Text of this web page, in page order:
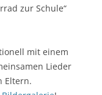
zur Schule“
mit einem
Lieder
Eltern.